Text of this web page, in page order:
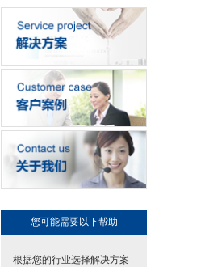
您可能需要以下帮助
根据您的行业选择解决方案